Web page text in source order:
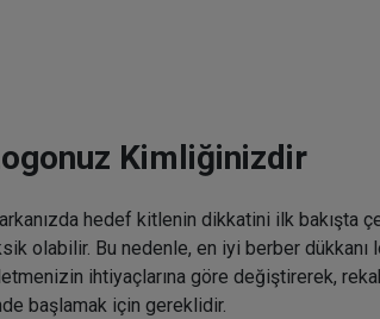
Kimliğinizdir
hedef kitlenin dikkatini ilk bakışta
olabilir. Bu nedenle, en iyi berber dükkanı
ihtiyaçlarına göre değiştirerek,
başlamak için gereklidir.